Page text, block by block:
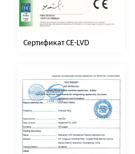
Сертификат CE-LVD